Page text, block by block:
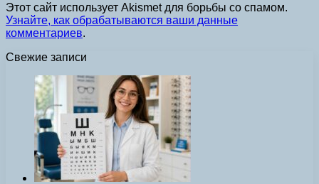
Этот сайт использует Akismet для борьбы со спамом.
Узнайте, как обрабатываются ваши данные
комментариев.
Свежие записи